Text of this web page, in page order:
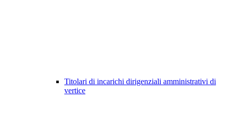
Titolari di incarichi dirigenziali amministrativi di
vertice